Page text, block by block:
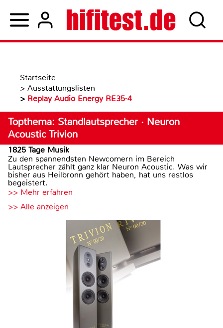
Startseite
> Ausstattungslisten
> Replay Audio Energy RE35-4
Topthema: Standlautsprecher · Neuron
Acoustic Trivion
1825 Tage Musik
Zu den spannendsten Newcomern im Bereich
Lautsprecher zählt ganz klar Neuron Acoustic. Was wir
bisher aus Heilbronn gehört haben, hat uns restlos
begeistert.
>> Mehr erfahren
>> Alle anzeigen